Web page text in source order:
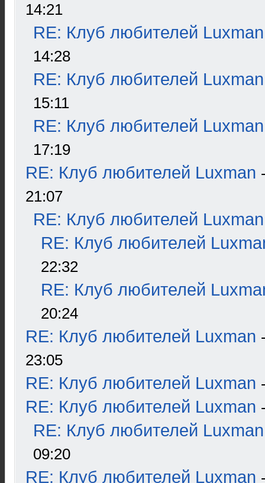
14:21
RE: Клуб любителей Luxman
14:28
RE: Клуб любителей Luxman
15:11
RE: Клуб любителей Luxman
17:19
RE: Клуб любителей Luxman
21:07
RE: Клуб любителей Luxman
RE: Клуб любителей
22:32
RE: Клуб любителей
20:24
RE: Клуб любителей Luxman
23:05
RE: Клуб любителей Luxman
RE: Клуб любителей Luxman
RE: Клуб любителей Luxman
09:20
RE: Клуб любителей Luxman